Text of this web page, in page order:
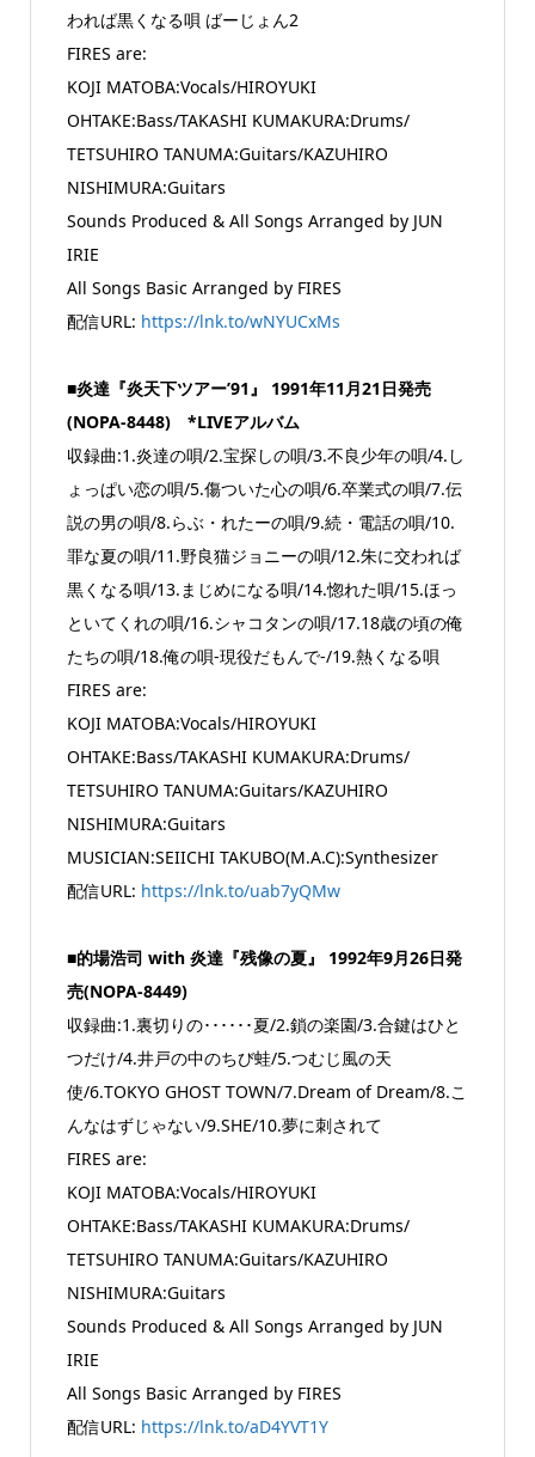
われば黒くなる唄 ばーじょん2
FIRES are:
KOJI MATOBA:Vocals/HIROYUKI
OHTAKE:Bass/TAKASHI KUMAKURA:Drums/
TETSUHIRO TANUMA:Guitars/KAZUHIRO
NISHIMURA:Guitars
Sounds Produced & All Songs Arranged by JUN
IRIE
All Songs Basic Arranged by FIRES
配信URL: https://lnk.to/wNYUCxMs
■炎達『炎天下ツアー’91』 1991年11月21日発売
(NOPA-8448) *LIVEアルバム
収録曲:1.炎達の唄/2.宝探しの唄/3.不良少年の唄/4.し
ょっぱい恋の唄/5.傷ついた心の唄/6.卒業式の唄/7.伝
説の男の唄/8.らぶ・れたーの唄/9.続・電話の唄/10.
罪な夏の唄/11.野良猫ジョニーの唄/12.朱に交われば
黒くなる唄/13.まじめになる唄/14.惚れた唄/15.ほっ
といてくれの唄/16.シャコタンの唄/17.18歳の頃の俺
たちの唄/18.俺の唄-現役だもんで-/19.熱くなる唄
FIRES are:
KOJI MATOBA:Vocals/HIROYUKI
OHTAKE:Bass/TAKASHI KUMAKURA:Drums/
TETSUHIRO TANUMA:Guitars/KAZUHIRO
NISHIMURA:Guitars
MUSICIAN:SEIICHI TAKUBO(M.A.C):Synthesizer
配信URL: https://lnk.to/uab7yQMw
■的場浩司 with 炎達『残像の夏』 1992年9月26日発
売(NOPA-8449)
収録曲:1.裏切りの･･････夏/2.鎖の楽園/3.合鍵はひと
つだけ/4.井戸の中のちび蛙/5.つむじ風の天
使/6.TOKYO GHOST TOWN/7.Dream of Dream/8.こ
んなはずじゃない/9.SHE/10.夢に刺されて
FIRES are:
KOJI MATOBA:Vocals/HIROYUKI
OHTAKE:Bass/TAKASHI KUMAKURA:Drums/
TETSUHIRO TANUMA:Guitars/KAZUHIRO
NISHIMURA:Guitars
Sounds Produced & All Songs Arranged by JUN
IRIE
All Songs Basic Arranged by FIRES
配信URL: https://lnk.to/aD4YVT1Y